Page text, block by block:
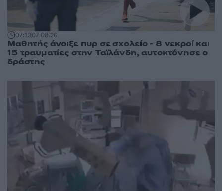
07:1307.08.26
Μαθητής άνοιξε πυρ σε σχολείο - 8 νεκροί και
15 τραυματίες στην Ταϊλάνδη, αυτοκτόνησε ο
δράστης